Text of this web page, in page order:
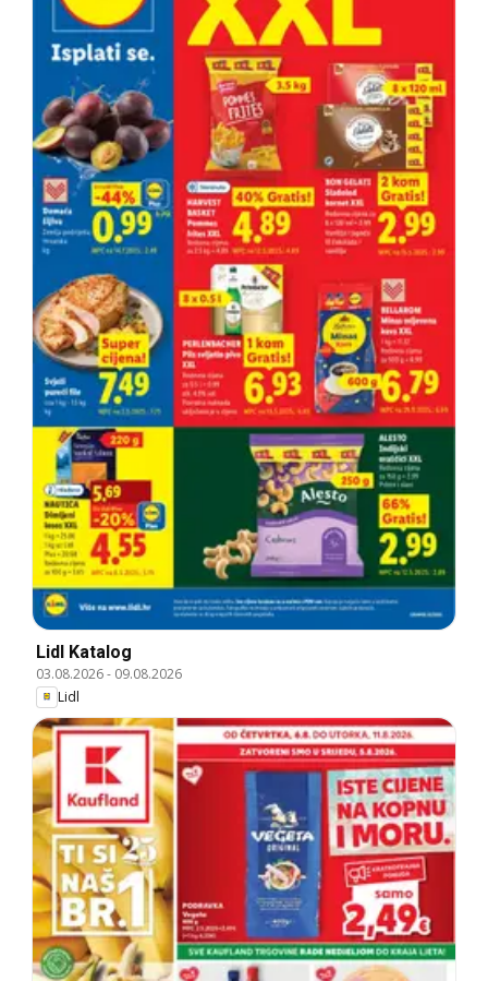
Lidl Katalog
03.08.2026- 09.08.2026
Lidl